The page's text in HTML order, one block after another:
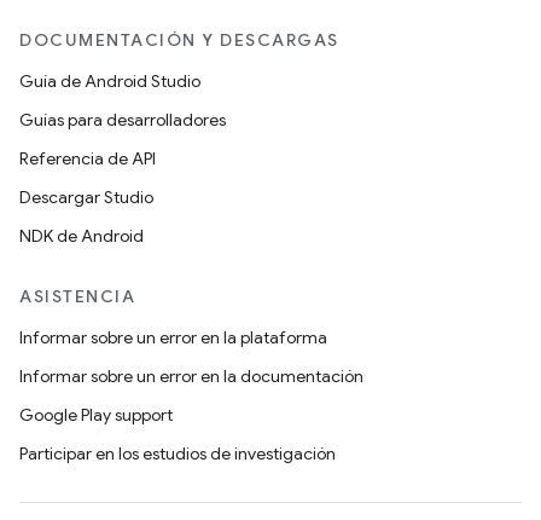
DOCUMENTACIÓN Y DESCARGAS
Guía de Android Studio
Guías para desarrolladores
Referencia de API
Descargar Studio
NDK de Android
ASISTENCIA
Informar sobre un error en la plataforma
Informar sobre un error en la documentación
Google Play support
Participar en los estudios de investigación